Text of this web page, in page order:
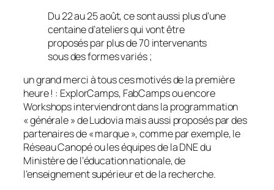
Du 22 au 25 août, ce sont aussi plus d’une
centaine d’ateliers qui vont être
proposés par plus de 70 intervenants
sous des formes variés ;
un grand merci à tous ces motivés de la première
heure ! : ExplorCamps, FabCamps ou encore
Workshops interviendront dans la programmation
«générale» de Ludovia mais aussi proposés par des
partenaires de « marque », comme par exemple, le
Réseau Canopé ou les équipes de la DNE du
Ministère de l’éducation nationale, de
l’enseignement supérieur et de la recherche.